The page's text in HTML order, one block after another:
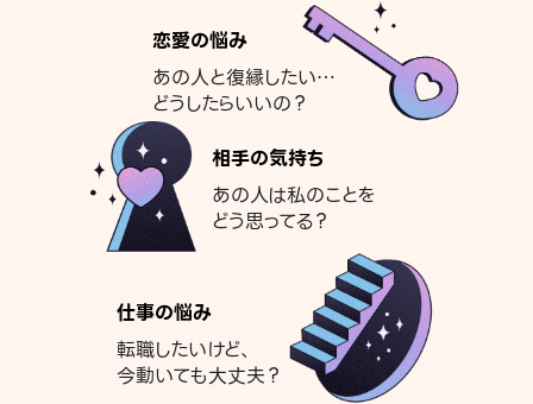
恋愛の悩み
あの人と復縁したい…
どうしたらいいの？
相手の気持ち
あの人は私のことを
どう思ってる？
仕事の悩み
転職したいけど、
今動いても大丈夫？